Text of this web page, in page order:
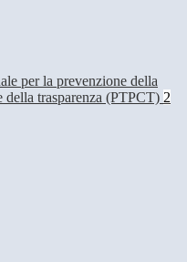
per la prevenzione della
della trasparenza (PTPCT) 2